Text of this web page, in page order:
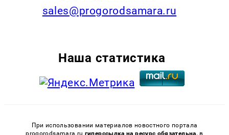
sales@progorodsamara.ru
Наша статистика
При использовании материалов новостного портала
progorodsamara.ru гиперссылка на ресурс обязательна, в